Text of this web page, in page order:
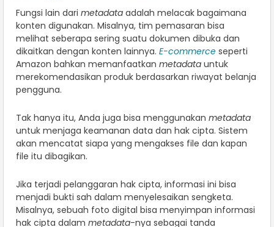
Fungsi lain dari metadata adalah melacak bagaimana
konten digunakan. Misalnya, tim pemasaran bisa
melihat seberapa sering suatu dokumen dibuka dan
dikaitkan dengan konten lainnya. E-commerce seperti
Amazon bahkan memanfaatkan metadata untuk
merekomendasikan produk berdasarkan riwayat belanja
pengguna.
Tak hanya itu, Anda juga bisa menggunakan metadata
untuk menjaga keamanan data dan hak cipta. Sistem
akan mencatat siapa yang mengakses file dan kapan
file itu dibagikan.
Jika terjadi pelanggaran hak cipta, informasi ini bisa
menjadi bukti sah dalam menyelesaikan sengketa.
Misalnya, sebuah foto digital bisa menyimpan informasi
hak cipta dalam metadata-nya sebagai tanda